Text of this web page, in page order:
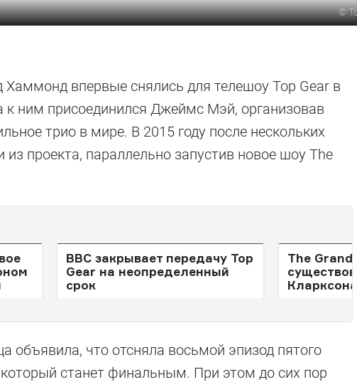
©
впервые снялись для телешоу Top Gear в
к ним присоединился Джеймс Мэй, организовав
трио в мире. В 2015 году после нескольких
проекта, параллельно запустив новое шоу The
BBC закрывает передачу Top
Gear на неопределенный
срок
The
объявила, что отсняла восьмой эпизод пятого
станет финальным. При этом до сих пор